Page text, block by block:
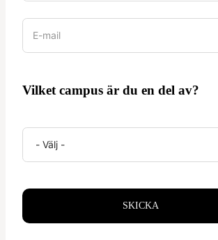
Vilket campus är du en del av?
SKICKA